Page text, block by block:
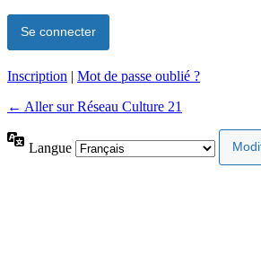
Inscription | Mot de passe oublié ?
← Aller sur Réseau Culture 21
Langue